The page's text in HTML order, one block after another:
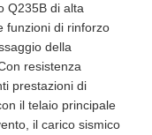
Q235B di alta
funzioni di rinforzo
della
resistenza
prestazioni di
il telaio principale
il carico sismico